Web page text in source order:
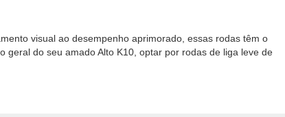
visual ao desempenho aprimorado, essas rodas têm o
do seu amado Alto K10, optar por rodas de liga leve de